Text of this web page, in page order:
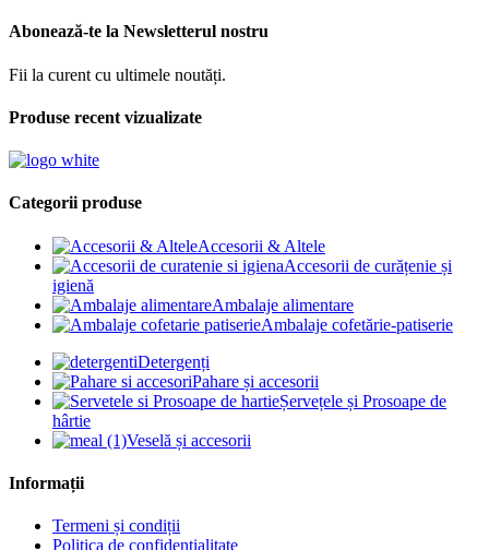
Abonează-te la Newsletterul nostru
Fii la curent cu ultimele noutăți.
Produse recent vizualizate
Categorii produse
Accesorii & Altele
Accesorii de curățenie și
igienă
Ambalaje alimentare
Ambalaje cofetărie-patiserie
Detergenți
Pahare și accesorii
Șervețele și Prosoape de
hârtie
Veselă și accesorii
Informații
Termeni și condiții
Politica de confidențialitate